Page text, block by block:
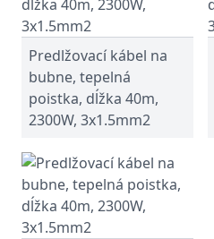
Predlžovací kábel na
bubne, tepelná
poistka, dĺžka 40m,
2300W, 3x1.5mm2